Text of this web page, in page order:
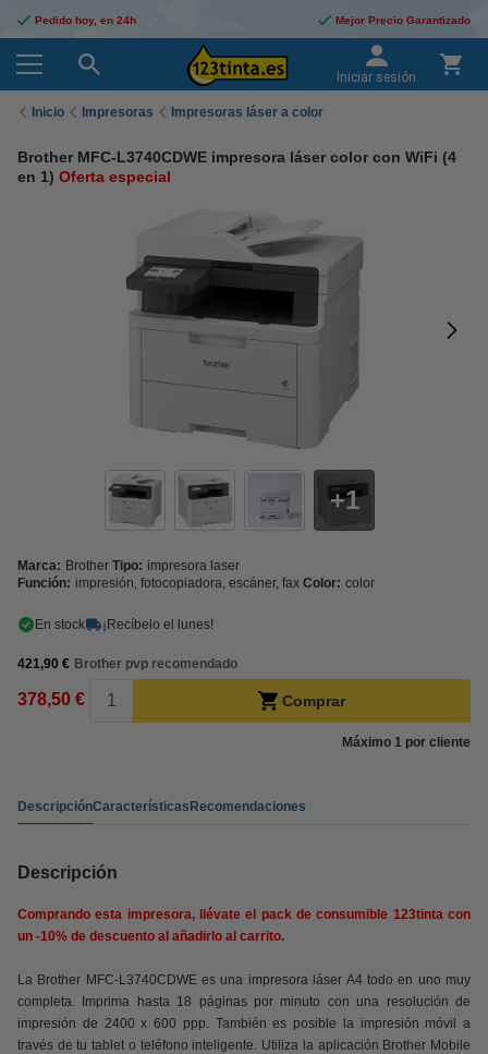
Pedido hoy, en 24h Mejor Precio Garantizado
Iniciar sesión
Inicio Impresoras Impresoras láser a color
Brother MFC-L3740CDWE impresora láser color con WiFi (4
en 1) Oferta especial
1
Marca: Brother Tipo: impresora laser
Función: impresión, fotocopiadora, escáner, fax Color: color
En stock ¡Recíbelo el lunes!
421,90 € Brother pvp recomendado
378,50 € Comprar
Máximo 1 por cliente
DescripciónCaracterísticasRecomendaciones
Descripción
Comprando esta impresora, llévate el pack de consumible 123tinta con
un -10% de descuento al añadirlo al carrito.
La Brother MFC-L3740CDWE es una impresora láser A4 todo en uno muy
completa. Imprima hasta 18 páginas por minuto con una resolución de
impresión de 2400 x 600 ppp. También es posible la impresión móvil a
través de tu tablet o teléfono inteligente. Utiliza la aplicación Brother Mobile